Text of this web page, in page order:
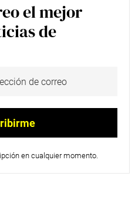
el mejor
de
en cualquier momento.